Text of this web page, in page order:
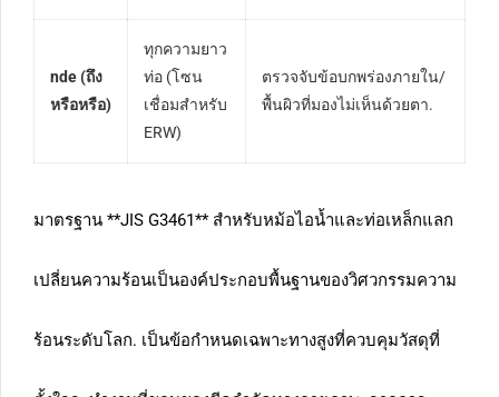
nde (ถึง
หรือหรือ)
ทุกความยาว
ท่อ (โซน
เชื่อมสำหรับ
ERW)
ตรวจจับข้อบกพร่องภายใน/
พื้นผิวที่มองไม่เห็นด้วยตา.
มาตรฐาน **JIS G3461** สำหรับหม้อไอน้ำและท่อเหล็กแลก
เปลี่ยนความร้อนเป็นองค์ประกอบพื้นฐานของวิศวกรรมความ
ร้อนระดับโลก. เป็นข้อกำหนดเฉพาะทางสูงที่ควบคุมวัสดุที่